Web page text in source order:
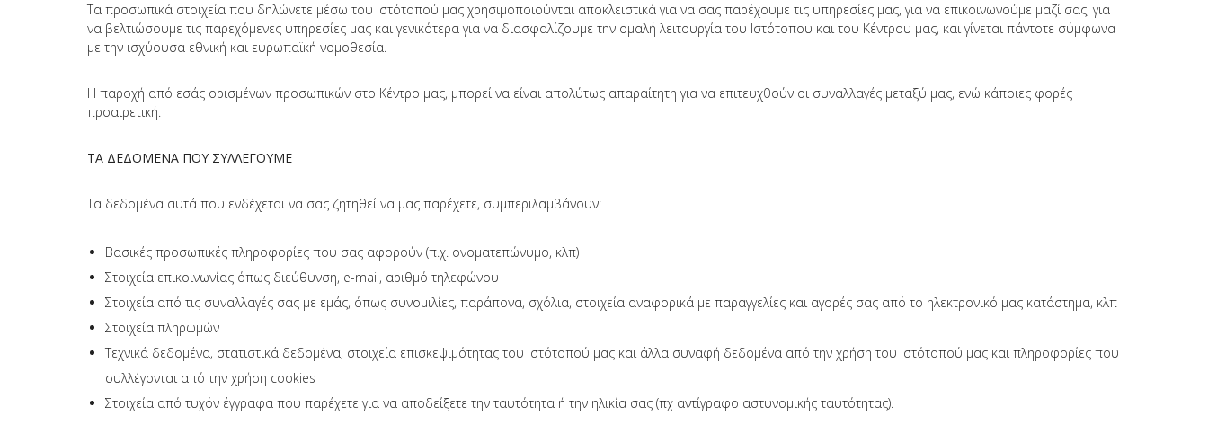
Τα προσωπικά στοιχεία που δηλώνετε μέσω του Ιστότοπού μας χρησιμοποιούνται αποκλειστικά για να σας παρέχουμε τις υπηρεσίες μας, για να επικοινωνούμε μαζί σας, για
να βελτιώσουμε τις παρεχόμενες υπηρεσίες μας και γενικότερα για να διασφαλίζουμε την ομαλή λειτουργία του Ιστότοπου και του Κέντρου μας, και γίνεται πάντοτε σύμφωνα
με την ισχύουσα εθνική και ευρωπαϊκή νομοθεσία.
Η παροχή από εσάς ορισμένων προσωπικών στο Κέντρο μας, μπορεί να είναι απολύτως απαραίτητη για να επιτευχθούν οι συναλλαγές μεταξύ μας, ενώ κάποιες φορές
προαιρετική.
ΤΑ ΔΕΔΟΜΕΝΑ ΠΟΥ ΣΥΛΛΕΓΟΥΜΕ
Τα δεδομένα αυτά που ενδέχεται να σας ζητηθεί να μας παρέχετε, συμπεριλαμβάνουν:
Βασικές προσωπικές πληροφορίες που σας αφορούν (π.χ. ονοματεπώνυμο, κλπ)
Στοιχεία επικοινωνίας όπως διεύθυνση, e-mail, αριθμό τηλεφώνου
Στοιχεία από τις συναλλαγές σας με εμάς, όπως συνομιλίες, παράπονα, σχόλια, στοιχεία αναφορικά με παραγγελίες και αγορές σας από το ηλεκτρονικό μας κατάστημα, κλπ
Στοιχεία πληρωμών
Τεχνικά δεδομένα, στατιστικά δεδομένα, στοιχεία επισκεψιμότητας του Ιστότοπού μας και άλλα συναφή δεδομένα από την χρήση του Ιστότοπού μας και πληροφορίες που
συλλέγονται από την χρήση cookies
Στοιχεία από τυχόν έγγραφα που παρέχετε για να αποδείξετε την ταυτότητα ή την ηλικία σας (πχ αντίγραφο αστυνομικής ταυτότητας).